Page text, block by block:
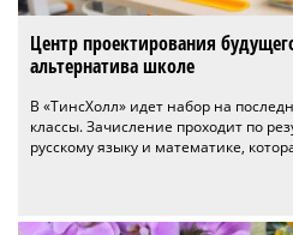
Центр проектирования
альтернатива школе
В «ТинсХолл» идет набор на
классы. Зачисление проходит по
русскому языку и математике,